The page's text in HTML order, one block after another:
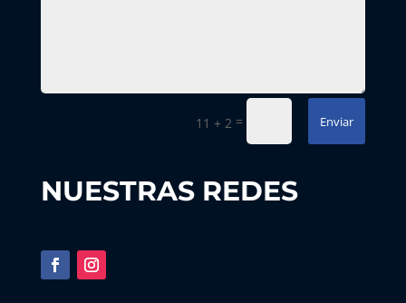
11 + 2 = Enviar
NUESTRAS REDES